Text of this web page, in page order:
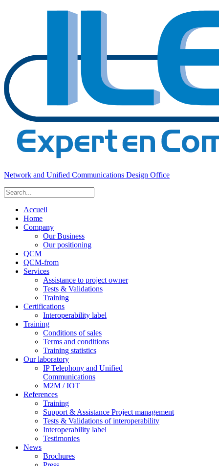
Network and Unified Communications Design Office
Accueil
Home
Company
Our Business
Our positioning
QCM
QCM-from
Services
Assistance to project owner
Tests & Validations
Training
Certifications
Interoperability label
Training
Conditions of sales
Terms and conditions
Training statistics
Our laboratory
IP Telephony and Unified
Communications
M2M / IOT
References
Training
Support & Assistance Project management
Tests & Validations of interoperability
Interoperability label
Testimonies
News
Brochures